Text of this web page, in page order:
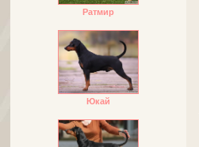
Ратмир
Юкай